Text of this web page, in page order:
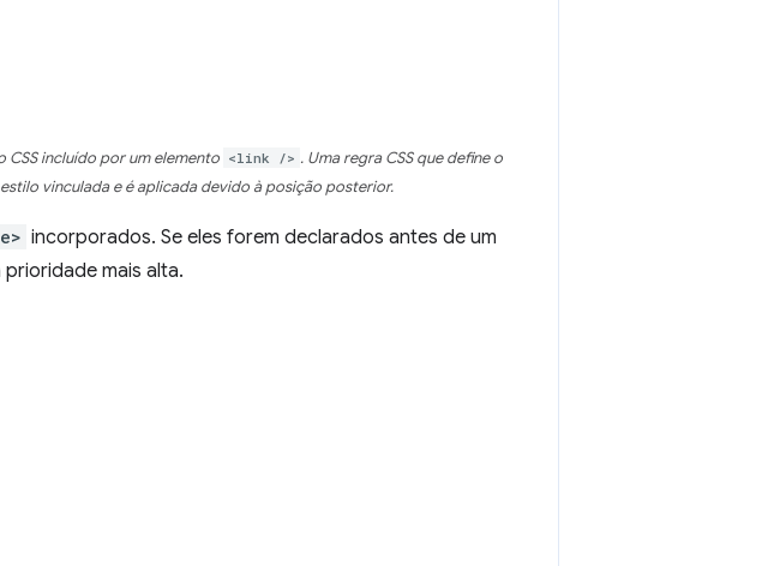
incluído por um elemento <link /> . Uma regra CSS que define o
vinculada e é aplicada devido à posição posterior.
incorporados. Se eles forem declarados antes de um
mais alta.